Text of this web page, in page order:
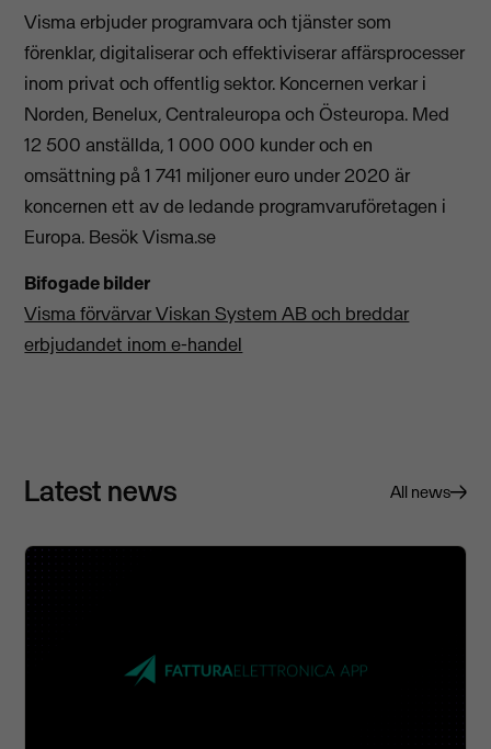
Visma erbjuder programvara och tjänster som
förenklar, digitaliserar och effektiviserar affärsprocesser
inom privat och offentlig sektor. Koncernen verkar i
Norden, Benelux, Centraleuropa och Östeuropa. Med
12 500 anställda, 1 000 000 kunder och en
omsättning på 1 741 miljoner euro under 2020 är
koncernen ett av de ledande programvaruföretagen i
Europa. Besök Visma.se
Bifogade bilder
Visma förvärvar Viskan System AB och breddar
erbjudandet inom e-handel
Latest news All news